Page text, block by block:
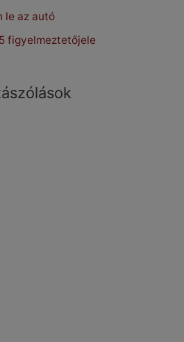
le az autó
figyelmeztetőjele